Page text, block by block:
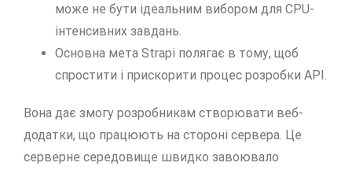
може не бути ідеальним вибором для CPU-
інтенсивних завдань.
Основна мета Strapi полягає в тому, щоб
спростити і прискорити процес розробки API.
Вона дає змогу розробникам створювати веб-
додатки, що працюють на стороні сервера. Це
серверне середовище швидко завоювало